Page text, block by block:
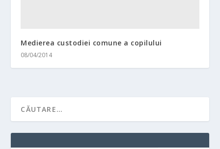
Medierea custodiei comune a copilului
08/04/2014